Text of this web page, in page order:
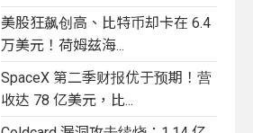
美股狂飙创高、比特币却卡在 6.4
万美元！荷姆兹海...
SpaceX 第二季财报优于预期！营
收达 78 亿美元，比...